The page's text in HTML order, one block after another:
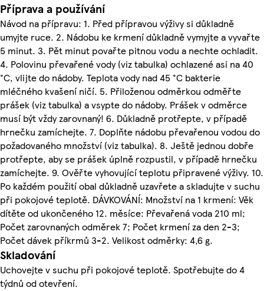
Příprava a používání
Návod na přípravu: 1. Před přípravou výživy si důkladně
umyjte ruce. 2. Nádobu ke krmení důkladně vymyjte a vyvařte
5 minut. 3. Pět minut povařte pitnou vodu a nechte ochladit.
4. Polovinu převařené vody (viz tabulka) ochlazené asi na 40
°C, vlijte do nádoby. Teplota vody nad 45 °C bakterie
mléčného kvašení ničí. 5. Přiloženou odměrkou odměřte
prášek (viz tabulka) a vsypte do nádoby. Prášek v odměrce
musí být vždy zarovnaný! 6. Důkladně protřepte, v případě
hrnečku zamíchejte. 7. Doplňte nádobu převařenou vodou do
požadovaného množství (viz tabulka). 8. Ještě jednou dobře
protřepte, aby se prášek úplně rozpustil, v případě hrnečku
zamíchejte. 9. Ověřte vyhovující teplotu připravené výživy. 10.
Po každém použití obal důkladně uzavřete a skladujte v suchu
při pokojové teplotě. DÁVKOVÁNÍ: Množství na 1 krmení: Věk
dítěte od ukončeného 12. měsíce: Převařená voda 210 ml;
Počet zarovnaných odměrek 7; Počet krmení za den 2-3;
Počet dávek příkrmů 3-2. Velikost odměrky: 4,6 g.
Skladování
Uchovejte v suchu při pokojové teplotě. Spotřebujte do 4
týdnů od otevření.